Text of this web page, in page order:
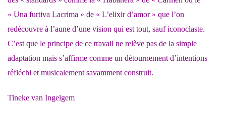
« Una furtiva Lacrima » de « L’elixir d’amor » que l’on
redécouvre à l’aune d’une vision qui est tout, sauf iconoclaste.
C’est que le principe de ce travail ne relève pas de la simple
adaptation mais s’affirme comme un détournement d’intentions
réfléchi et musicalement savamment construit.
Tineke van Ingelgem